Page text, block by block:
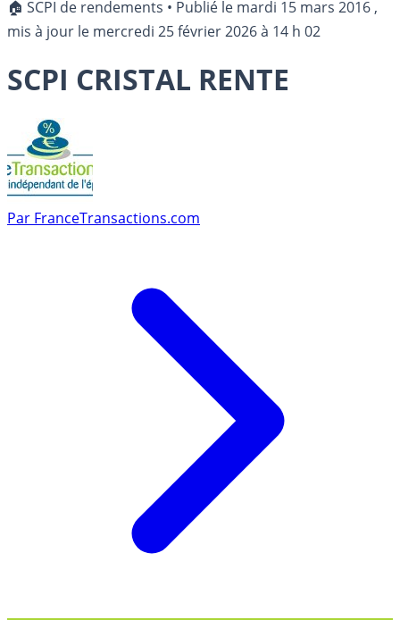
🏠 SCPI de rendements • Publié le mardi 15 mars 2016 ,
mis à jour le mercredi 25 février 2026 à 14 h 02
SCPI CRISTAL RENTE
Par FranceTransactions.com